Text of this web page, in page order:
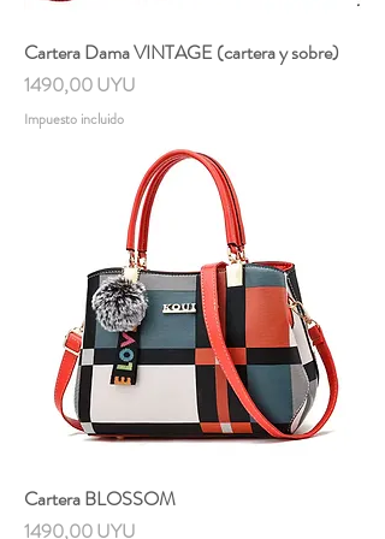
Cartera Dama VINTAGE (cartera y sobre)
Precio
1490,00 UYU
Impuesto incluido
Cartera BLOSSOM
Precio
1490,00 UYU